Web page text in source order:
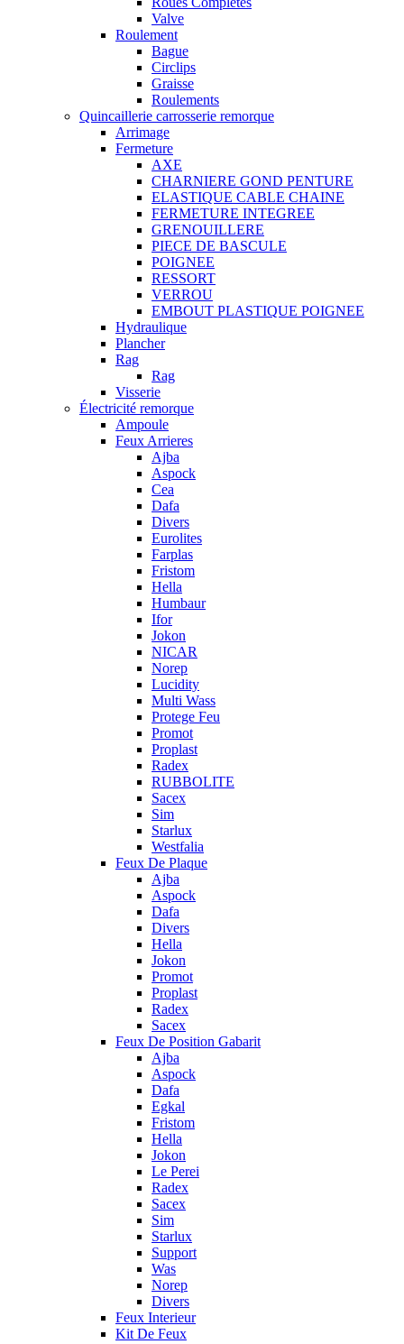
Valve
Roulement
Bague
Circlips
Graisse
Roulements
Quincaillerie carrosserie remorque
Arrimage
Fermeture
AXE
CHARNIERE GOND PENTURE
ELASTIQUE CABLE CHAINE
FERMETURE INTEGREE
GRENOUILLERE
PIECE DE BASCULE
POIGNEE
RESSORT
VERROU
EMBOUT PLASTIQUE POIGNEE
Hydraulique
Plancher
Rag
Rag
Visserie
Électricité remorque
Ampoule
Feux Arrieres
Ajba
Aspock
Cea
Dafa
Divers
Eurolites
Farplas
Fristom
Hella
Humbaur
Ifor
Jokon
NICAR
Norep
Lucidity
Multi Wass
Protege Feu
Promot
Proplast
Radex
RUBBOLITE
Sacex
Sim
Starlux
Westfalia
Feux De Plaque
Ajba
Aspock
Dafa
Divers
Hella
Jokon
Promot
Proplast
Radex
Sacex
Feux De Position Gabarit
Ajba
Aspock
Dafa
Egkal
Fristom
Hella
Jokon
Le Perei
Radex
Sacex
Sim
Starlux
Support
Was
Norep
Divers
Feux Interieur
Kit De Feux